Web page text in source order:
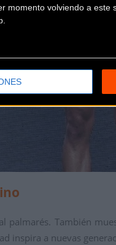
momento volviendo a este
palmarés. También
inspira a nuevas